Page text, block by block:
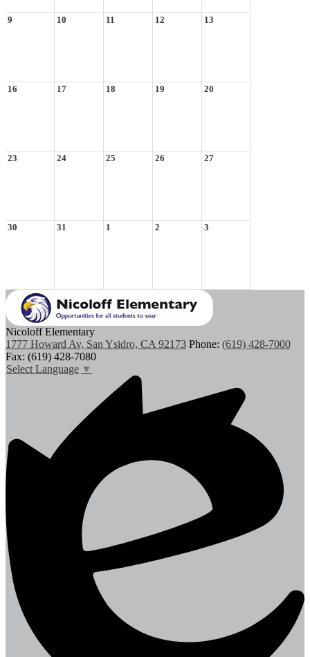
9 10 11 12 13
16 17 18 19 20
23 24 25 26 27
30 31 1 2 3
Nicoloff Elementary
1777 Howard Av, San Ysidro, CA 92173 Phone: (619) 428-7000
Fax: (619) 428-7080
Select Language ▼